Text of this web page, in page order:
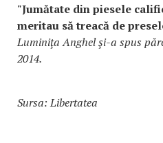
"Jumătate din piesele
meritau să treacă de
Luminiţa Anghel şi-a spus
2014.
Sursa: Libertatea